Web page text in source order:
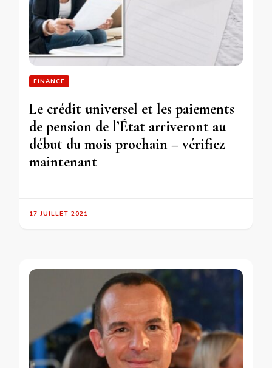
FINANCE
Le crédit universel et les paiements
de pension de l’État arriveront au
début du mois prochain – vérifiez
maintenant
17 JUILLET 2021